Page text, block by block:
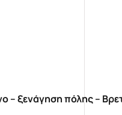
– ξενάγηση πόλης –